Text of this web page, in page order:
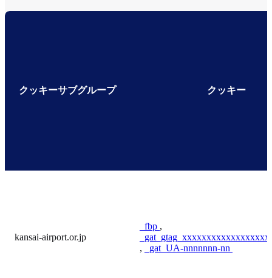
クッキーサブグループ クッキー
kansai-airport.or.jp
_fbp ,
,
_gat_UA-nnnnnnn-nn